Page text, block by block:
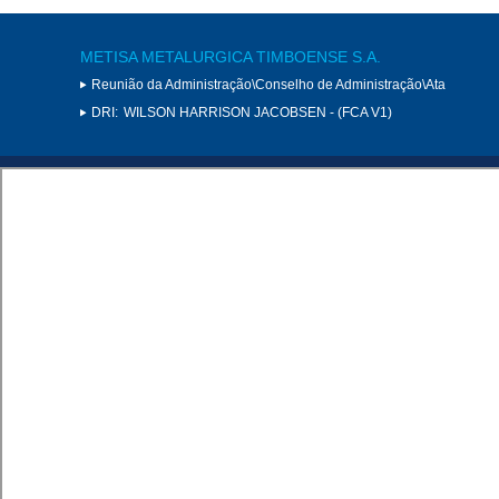
METISA METALURGICA TIMBOENSE S.A.
Reunião da Administração\Conselho de Administração\Ata
DRI: WILSON HARRISON JACOBSEN - (FCA V1)